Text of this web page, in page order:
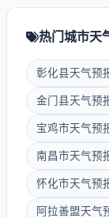
热门城市天
彰化县天气预
金门县天气预
宝鸡市天气预
南昌市天气预
怀化市天气预
阿拉善盟天气